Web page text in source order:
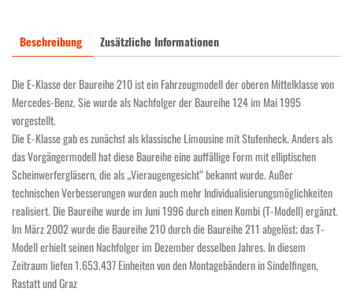
Beschreibung Zusätzliche Informationen
Die E-Klasse der Baureihe 210 ist ein Fahrzeugmodell der oberen Mittelklasse von
Mercedes-Benz. Sie wurde als Nachfolger der Baureihe 124 im Mai 1995
vorgestellt.
Die E-Klasse gab es zunächst als klassische Limousine mit Stufenheck. Anders als
das Vorgängermodell hat diese Baureihe eine auffällige Form mit elliptischen
Scheinwerfergläsern, die als „Vieraugengesicht“ bekannt wurde. Außer
technischen Verbesserungen wurden auch mehr Individualisierungsmöglichkeiten
realisiert. Die Baureihe wurde im Juni 1996 durch einen Kombi (T-Modell) ergänzt.
Im März 2002 wurde die Baureihe 210 durch die Baureihe 211 abgelöst; das T-
Modell erhielt seinen Nachfolger im Dezember desselben Jahres. In diesem
Zeitraum liefen 1.653.437 Einheiten von den Montagebändern in Sindelfingen,
Rastatt und Graz